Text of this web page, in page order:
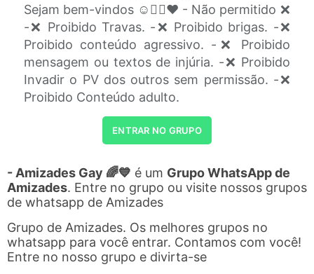
Sejam bem-vindos ☺️🏳️‍🌈❤️ - Não permitido ❌
-❌ Proibido Travas. -❌ Proibido brigas. -❌
Proibido conteúdo agressivo. -❌ Proibido
mensagem ou textos de injúria. -❌ Proibido
Invadir o PV dos outros sem permissão. -❌
Proibido Conteúdo adulto.
ENTRAR NO GRUPO
- Amizades Gay 🌈💙 é um Grupo WhatsApp de
Amizades. Entre no grupo ou visite nossos grupos
de whatsapp de Amizades
Grupo de Amizades. Os melhores grupos no
whatsapp para você entrar. Contamos com você!
Entre no nosso grupo e divirta-se